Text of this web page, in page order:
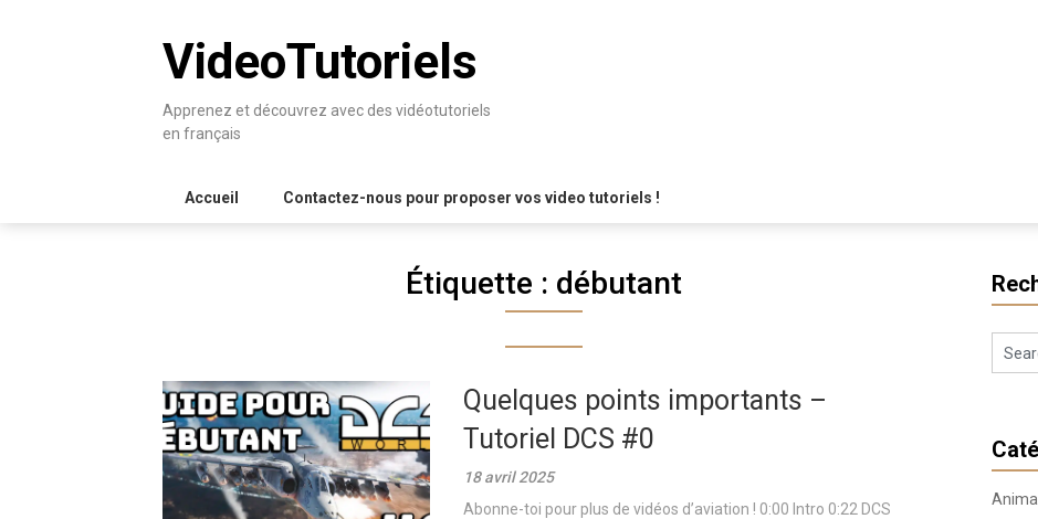
VideoTutoriels
Apprenez et découvrez avec des vidéotutoriels
en français
Accueil Contactez-nous pour proposer vos video tutoriels !
Étiquette : débutant
Quelques points importants –
Tutoriel DCS #0
18 avril 2025
Abonne-toi pour plus de vidéos d’aviation ! 0:00 Intro 0:22 DCS